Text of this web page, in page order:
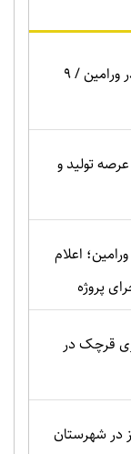
پلمپ دو عطاری غیرمجاز در ورامین / ۹
تولید و
اعلام
پروژه
قرچک در
در شهرستان